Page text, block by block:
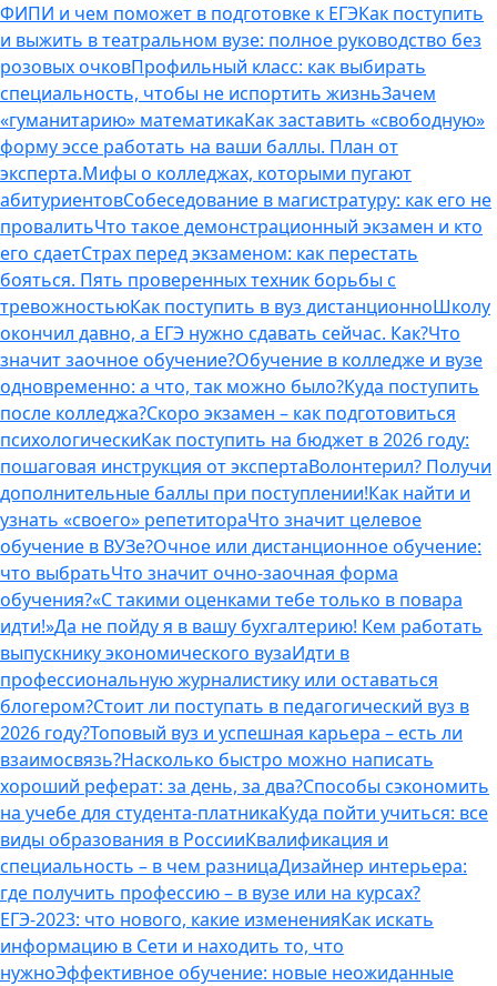
ФИПИ и чем поможет в подготовке к ЕГЭКак поступить
и выжить в театральном вузе: полное руководство без
розовых очковПрофильный класс: как выбирать
специальность, чтобы не испортить жизньЗачем
«гуманитарию» математикаКак заставить «свободную»
форму эссе работать на ваши баллы. План от
эксперта.Мифы о колледжах, которыми пугают
абитуриентовСобеседование в магистратуру: как его не
провалитьЧто такое демонстрационный экзамен и кто
его сдаетСтрах перед экзаменом: как перестать
бояться. Пять проверенных техник борьбы с
тревожностьюКак поступить в вуз дистанционноШколу
окончил давно, а ЕГЭ нужно сдавать сейчас. Как?Что
значит заочное обучение?Обучение в колледже и вузе
одновременно: а что, так можно было?Куда поступить
после колледжа?Скоро экзамен – как подготовиться
психологическиКак поступить на бюджет в 2026 году:
пошаговая инструкция от экспертаВолонтерил? Получи
дополнительные баллы при поступлении!Как найти и
узнать «своего» репетитораЧто значит целевое
обучение в ВУЗе?Очное или дистанционное обучение:
что выбратьЧто значит очно-заочная форма
обучения?«С такими оценками тебе только в повара
идти!»Да не пойду я в вашу бухгалтерию! Кем работать
выпускнику экономического вузаИдти в
профессиональную журналистику или оставаться
блогером?Стоит ли поступать в педагогический вуз в
2026 году?Топовый вуз и успешная карьера – есть ли
взаимосвязь?Насколько быстро можно написать
хороший реферат: за день, за два?Способы сэкономить
на учебе для студента-платникаКуда пойти учиться: все
виды образования в РоссииКвалификация и
специальность – в чем разницаДизайнер интерьера:
где получить профессию – в вузе или на курсах?
ЕГЭ-2023: что нового, какие измененияКак искать
информацию в Сети и находить то, что
нужноЭффективное обучение: новые неожиданные